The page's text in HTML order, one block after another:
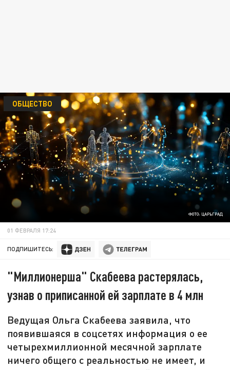
ФОТО: ЦАРЬГРАД
ОБЩЕСТВО
01 ФЕВРАЛЯ 17:24
ПОДПИШИТЕСЬ:
"Миллионерша" Скабеева растерялась,
узнав о приписанной ей зарплате в 4 млн
Ведущая Ольга Скабеева заявила, что
появившаяся в соцсетях информация о ее
четырехмиллионной месячной зарплате
ничего общего с реальностью не имеет, и